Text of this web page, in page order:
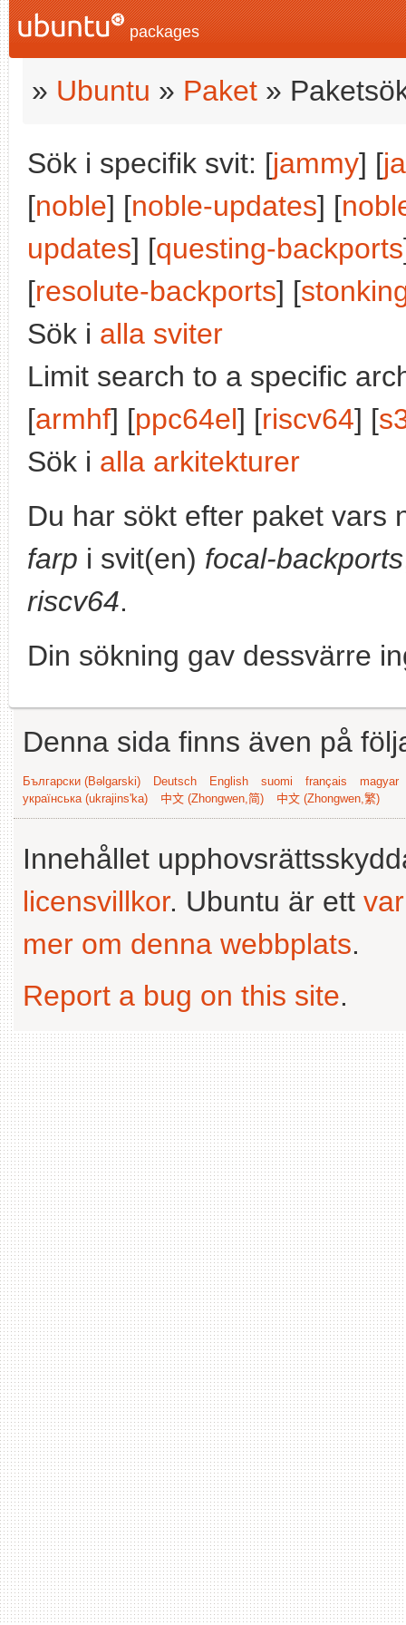
packages
» Ubuntu » Paket »
Sök i specifik svit: [jammy] [
[noble] [noble-updates] [
updates] [questing-backports
[resolute-backports] [
Sök i alla sviter
Limit search to a specific
[armhf] [ppc64el] [riscv64] [
Sök i alla arkitekturer
Du har sökt efter paket vars
farp i svit(en) focal-backports
riscv64.
Din sökning gav dessvärre
Denna sida finns även på
Български (Bəlgarski) Deutsch English suomi français
magyar
українська (ukrajins'ka)
中文 (Zhongwen,简) 中文 (Zhongwen,繁)
Innehållet
licensvillkor. Ubuntu är ett
mer om denna webbplats.
Report a bug on this site.